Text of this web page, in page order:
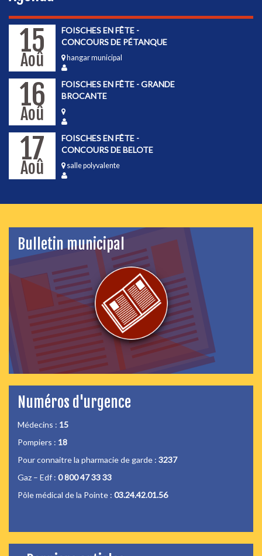
15
Aoû
FOISCHES EN FÊTE -
CONCOURS DE PÉTANQUE
hangar municipal
16
Aoû
FOISCHES EN FÊTE - GRANDE
BROCANTE
17
Aoû
FOISCHES EN FÊTE -
CONCOURS DE BELOTE
salle polyvalente
Bulletin municipal
Numéros d'urgence
Médecins : 15
Pompiers : 18
Pour connaitre la pharmacie de garde : 3237
Gaz – Edf : 0 800 47 33 33
Pôle médical de la Pointe : 03.24.42.01.56